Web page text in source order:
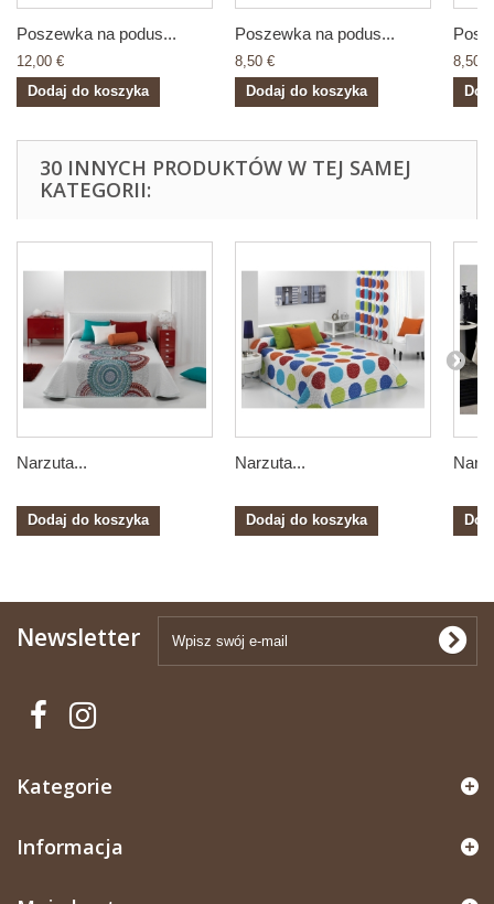
Poszewka na podus...
12,00 €
Dodaj do koszyka
Poszewka na podus...
8,50 €
Dodaj do koszyka
8,50 €
30 INNYCH PRODUKTÓW W TEJ SAMEJ
KATEGORII:
Narzuta...
Dodaj do koszyka
Narzuta...
Dodaj do koszyka
Newsletter
Kategorie
Informacja